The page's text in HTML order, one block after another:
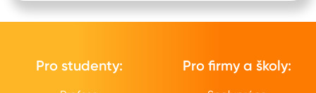
Pro studenty: Pro firmy a školy: